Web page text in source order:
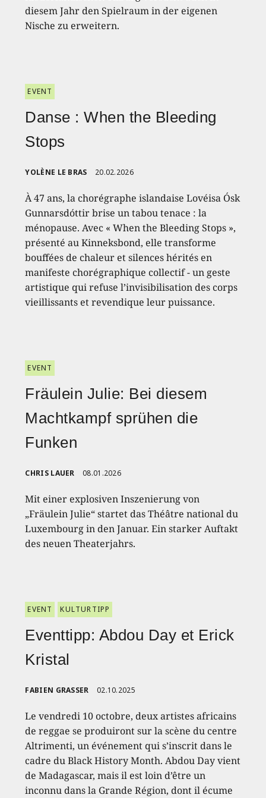
diesem Jahr den Spielraum in der eigenen
Nische zu erweitern.
EVENT
Danse : When the Bleeding
Stops
YOLÈNE LE BRAS 20.02.2026
À 47 ans, la chorégraphe islandaise Lovéisa Ósk
Gunnarsdóttir brise un tabou tenace : la
ménopause. Avec « When the Bleeding Stops »,
présenté au Kinneksbond, elle transforme
bouffées de chaleur et silences hérités en
manifeste chorégraphique collectif - un geste
artistique qui refuse l’invisibilisation des corps
vieillissants et revendique leur puissance.
EVENT
Fräulein Julie: Bei diesem
Machtkampf sprühen die
Funken
CHRIS LAUER 08.01.2026
Mit einer explosiven Inszenierung von
„Fräulein Julie“ startet das Théâtre national du
Luxembourg in den Januar. Ein starker Auftakt
des neuen Theaterjahrs.
EVENT KULTURTIPP
Eventtipp: Abdou Day et Erick
Kristal
FABIEN GRASSER 02.10.2025
Le vendredi 10 octobre, deux artistes africains
de reggae se produiront sur la scène du centre
Altrimenti, un événement qui s’inscrit dans le
cadre du Black History Month. Abdou Day vient
de Madagascar, mais il est loin d’être un
inconnu dans la Grande Région, dont il écume